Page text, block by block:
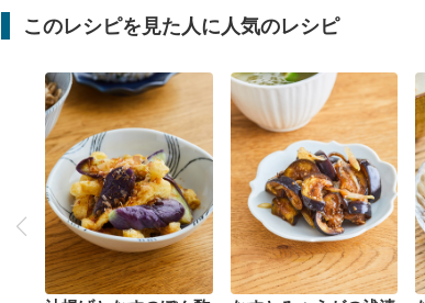
このレシピを見た人に人気のレシピ